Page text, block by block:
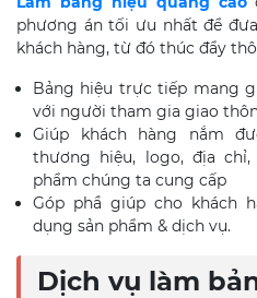
phương án tối ưu nhất để
khách hàng, từ đó thúc đẩy
Bảng hiệu trực tiếp mang
với người tham gia giao
Giúp khách hàng nắm
thương hiệu, logo, địa
phẩm chúng ta cung cấp
Góp phầ giúp cho khách
dụng sản phẩm & dịch vụ.
Dịch vụ làm